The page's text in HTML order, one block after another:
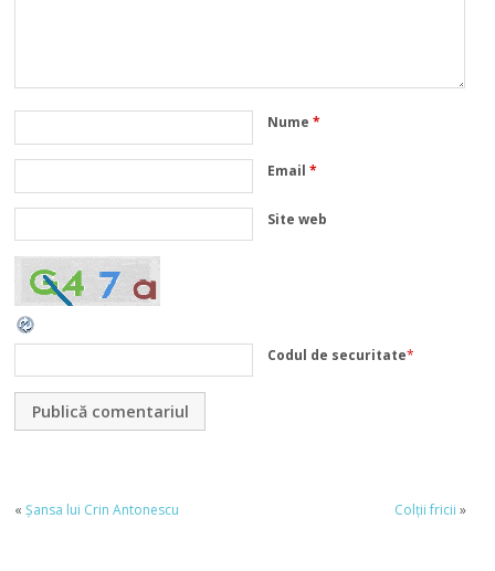
Nume*
Email*
Site web
Codul de securitate*
«Șansa lui Crin Antonescu Colții fricii »